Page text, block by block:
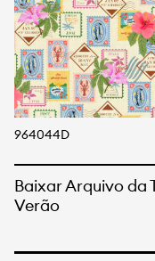
964044D
Baixar Arquivo da
Verão